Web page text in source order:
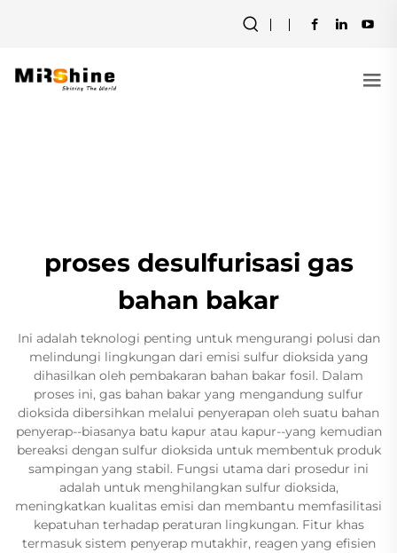
proses desulfurisasi gas
bahan bakar
Ini adalah teknologi penting untuk mengurangi polusi dan
melindungi lingkungan dari emisi sulfur dioksida yang
dihasilkan oleh pembakaran bahan bakar fosil. Dalam
proses ini, gas bahan bakar yang mengandung sulfur
dioksida dibersihkan melalui penyerapan oleh suatu bahan
penyerap--biasanya batu kapur atau kapur--yang kemudian
bereaksi dengan sulfur dioksida untuk membentuk produk
sampingan yang stabil. Fungsi utama dari prosedur ini
adalah untuk menghilangkan sulfur dioksida,
meningkatkan kualitas emisi dan membantu memfasilitasi
kepatuhan terhadap peraturan lingkungan. Fitur khas
termasuk sistem penyerap mutakhir, reagen yang efisien